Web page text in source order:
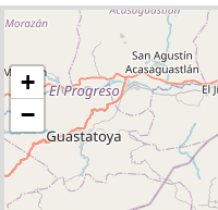
Guatemala, cities list
+
−